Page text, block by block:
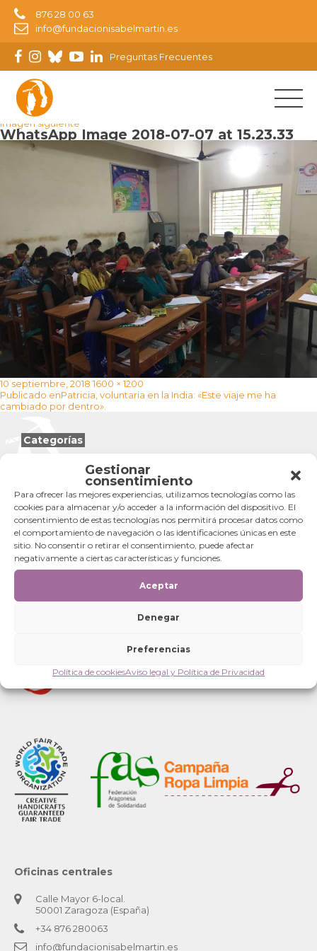
Gestionar
consentimiento
Para ofrecer las mejores experiencias, utilizamos tecnologías como las
cookies para almacenar y/o acceder a la información del dispositivo. El
consentimiento de estas tecnologías nos permitirá procesar datos como
el comportamiento de navegación o las identificaciones únicas en este
sitio. No consentir o retirar el consentimiento, puede afectar
negativamente a ciertas características y funciones.
Aceptar
Denegar
Preferencias
Política de cookiesAviso legal y Política de Privacidad
876 28 00 63
info@fundacionisabelmartin.es
Preguntas Frecuentes
Imagen anterior
Imagen siguiente
WhatsApp Image 2018-07-07 at 15.23.33
Publicado
el
10 septiembre, 2018 Tamaño
completo
1600 × 1200
Navegación
de
entradas
Publicado enPatricia, voluntaria en la India: «Este viaje me ha
cambiado por dentro».
Categorías
Oficinas centrales
Calle Mayor 6-local.
50001 Zaragoza (España)
+34 876 280063
info@fundacionisabelmartin.es